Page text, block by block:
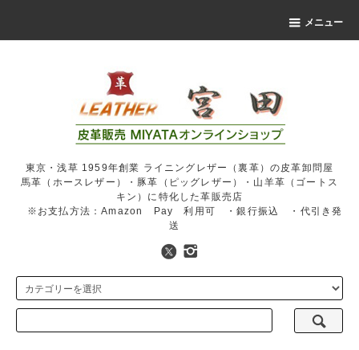
メニュー
東京・浅草 1959年創業 ライニングレザー（裏革）の皮革卸問屋
馬革（ホースレザー）・豚革（ピッグレザー）・山羊革（ゴートス
キン）に特化した革販売店
※お支払方法：Amazon Pay 利用可 ・銀行振込 ・代引き発
送